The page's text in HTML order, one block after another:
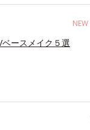
NEW
ースメイク５選